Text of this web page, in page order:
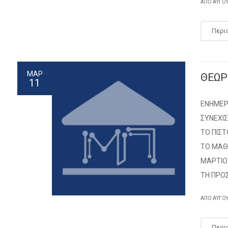
ΑΠΌ
ΜΑΡ
11
ΤΟ
ΤΟ
ΤΗ
ΑΠΌ